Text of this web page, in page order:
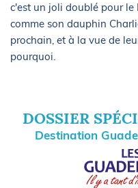
c'est un joli doublé pour le
comme son dauphin
prochain, et à la vue de
pourquoi.
DOSSIER
Destination